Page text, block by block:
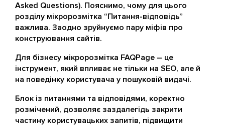
Asked Questions). Пояснимо, чому для цього
розділу мікророзмітка “Питання-відповідь”
важлива. Заодно зруйнуємо пару міфів про
конструювання сайтів.
Для бізнесу мікророзмітка FAQPage – це
інструмент, який впливає не тільки на SEO, але й
на поведінку користувача у пошуковій видачі.
Блок із питаннями та відповідями, коректно
розмічений, дозволяє заздалегідь закрити
частину користувацьких запитів, підвищити